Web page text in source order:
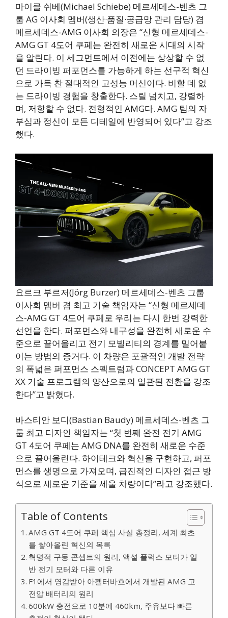
마이클 쉬베(Michael Schiebe) 메르세데스-벤츠 그
룹 AG 이사회 멤버(생산·품질·공급망 관리 담당) 겸
메르세데스-AMG 이사회 의장은 “신형 메르세데스-
AMG GT 4도어 쿠페는 완전히 새로운 시대의 시작
을 알린다. 이 세그먼트에서 이전에는 상상할 수 없
던 드라이빙 퍼포먼스를 가능하게 하는 선구적 혁신
으로 가득 찬 절대적인 고성능 머신이다. 비할 데 없
는 드라이빙 경험을 창출한다. 스릴 넘치고, 강렬하
며, 저항할 수 없다. 전형적인 AMG다. AMG 팀의 자
부심과 정신이 모든 디테일에 반영되어 있다”고 강조
했다.
요르크 부르저(Jörg Burzer) 메르세데스-벤츠 그룹
이사회 멤버 겸 최고 기술 책임자는 “신형 메르세데
스-AMG GT 4도어 쿠페로 우리는 다시 한번 강력한
선언을 한다. 퍼포먼스와 내구성을 완전히 새로운 수
준으로 끌어올리고 전기 모빌리티의 경계를 밀어붙
이는 방법의 증거다. 이 차량은 포괄적인 개발 전략
의 폭넓은 퍼포먼스 스펙트럼과 CONCEPT AMG GT
XX 기술 프로그램의 양산으로의 일관된 전환을 강조
한다”고 밝혔다.
바스티안 보디(Bastian Baudy) 메르세데스-벤츠 그
룹 최고 디자인 책임자는 “첫 번째 완전 전기 AMG
GT 4도어 쿠페는 AMG DNA를 완전히 새로운 수준
으로 끌어올린다. 하이테크와 혁신을 구현하고, 퍼포
먼스를 생명으로 가져오며, 급진적인 디자인 접근 방
식으로 새로운 기준을 세울 차량이다”라고 강조했다.
Table of Contents
AMG GT 4도어 쿠페 핵심 사실 총정리, 세계 최초
를 쌓아올린 혁신의 목록
혁명적 구동 콘셉트의 원리, 액셜 플럭스 모터가 일
반 전기 모터와 다른 이유
F1에서 영감받아 아펠터바흐에서 개발된 AMG 고
전압 배터리의 원리
600kW 충전으로 10분에 460km, 주유보다 빠른